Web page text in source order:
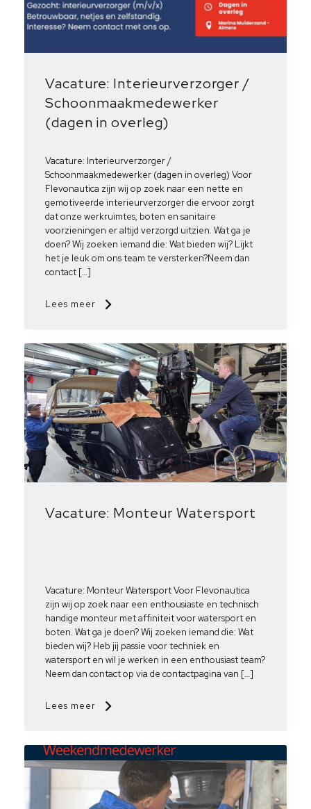
Vacature: Interieurverzorger /
Schoonmaakmedewerker
(dagen in overleg)
Vacature: Interieurverzorger /
Schoonmaakmedewerker (dagen in overleg) Voor
Flevonautica zijn wij op zoek naar een nette en
gemotiveerde interieurverzorger die ervoor zorgt
dat onze werkruimtes, boten en sanitaire
voorzieningen er altijd verzorgd uitzien. Wat ga je
doen? Wij zoeken iemand die: Wat bieden wij? Lijkt
het je leuk om ons team te versterken?Neem dan
contact […]
Lees meer
Vacature: Monteur Watersport
Vacature: Monteur Watersport Voor Flevonautica
zijn wij op zoek naar een enthousiaste en technisch
handige monteur met affiniteit voor watersport en
boten. Wat ga je doen? Wij zoeken iemand die: Wat
bieden wij? Heb jij passie voor techniek en
watersport en wil je werken in een enthousiast team?
Neem dan contact op via de contactpagina van […]
Lees meer